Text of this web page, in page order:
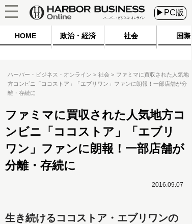
▶PC版
HOME 政治・経済 社会 国際
ハーバー・ビジネス・オンライン 社会
ファミマに買収された人気地
方コンビニ「ココストア」「エブリワン」ファンに朗報！一部店舗が分
離・存続に
ファミマに買収された人気地方コ
ンビニ「ココストア」「エブリ
ワン」ファンに朗報！一部店舗が
分離・存続に
2016.09.07
生き続けるココストア・エブリワンの